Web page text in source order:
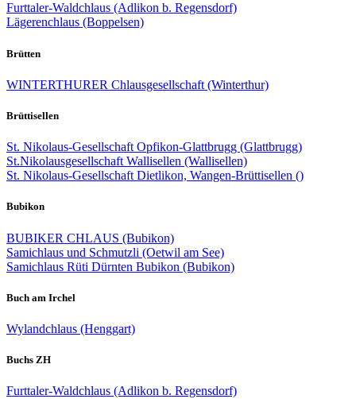
Furttaler-Waldchlaus (Adlikon b. Regensdorf)
Lägerenchlaus (Boppelsen)
Brütten
WINTERTHURER Chlausgesellschaft (Winterthur)
Brüttisellen
St. Nikolaus-Gesellschaft Opfikon-Glattbrugg (Glattbrugg)
St.Nikolausgesellschaft Wallisellen (Wallisellen)
St. Nikolaus-Gesellschaft Dietlikon, Wangen-Brüttisellen ()
Bubikon
BUBIKER CHLAUS (Bubikon)
Samichlaus und Schmutzli (Oetwil am See)
Samichlaus Rüti Dürnten Bubikon (Bubikon)
Buch am Irchel
Wylandchlaus (Henggart)
Buchs ZH
Furttaler-Waldchlaus (Adlikon b. Regensdorf)